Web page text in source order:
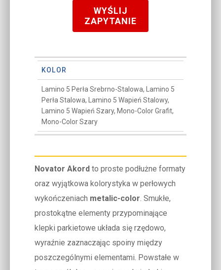
WYŚLIJ
ZAPYTANIE
KOLOR
Lamino 5 Perła Srebrno-Stalowa, Lamino 5
Perła Stalowa, Lamino 5 Wapień Stalowy,
Lamino 5 Wapień Szary, Mono-Color Grafit,
Mono-Color Szary
Novator Akord to proste podłużne formaty
oraz wyjątkowa kolorystyka w perłowych
wykończeniach metalic-color. Smukłe,
prostokątne elementy przypominające
klepki parkietowe układa się rzędowo,
wyraźnie zaznaczając spoiny między
poszczególnymi elementami. Powstałe w